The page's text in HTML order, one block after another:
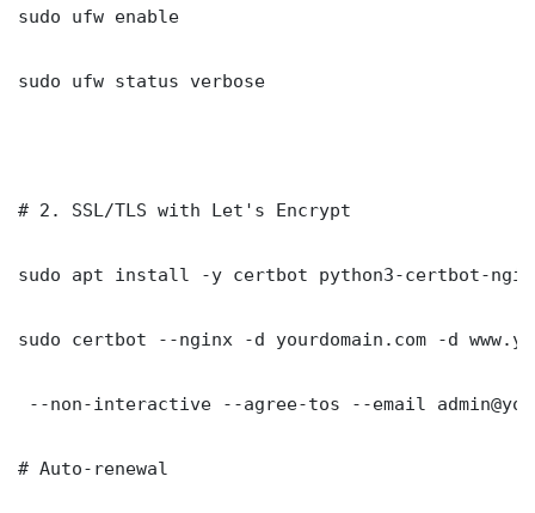
sudo ufw enable
sudo ufw status verbose
# 2. SSL/TLS with Let's Encrypt
sudo apt install -y certbot python3-certbot-
sudo certbot --nginx -d yourdomain.com -d
--non-interactive --agree-tos --email
# Auto-renewal